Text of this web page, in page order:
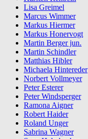
Lisa Greimel
Marcus Wimmer
Markus Hiermer
Markus Honervogt
Martin Berger jun.
Martin Schindler
Matthias Hibler
Michaela Hintereder
Norbert Vollmeyer
Peter Esterer
Peter Windsperger
Ramona Aigner
Robert Haider
Roland Unger
Sabrina Wagner